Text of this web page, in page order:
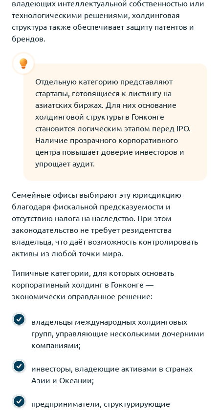
владеющих интеллектуальной собственностью или
технологическими решениями, холдинговая
структура также обеспечивает защиту патентов и
брендов.
Отдельную категорию представляют
стартапы, готовящиеся к листингу на
азиатских биржах. Для них основание
холдинговой структуры в Гонконге
становится логическим этапом перед IPO.
Наличие прозрачного корпоративного
центра повышает доверие инвесторов и
упрощает аудит.
Семейные офисы выбирают эту юрисдикцию
благодаря фискальной предсказуемости и
отсутствию налога на наследство. При этом
законодательство не требует резидентства
владельца, что даёт возможность контролировать
активы из любой точки мира.
Типичные категории, для которых основать
корпоративный холдинг в Гонконге —
экономически оправданное решение:
владельцы международных холдинговых
групп, управляющие несколькими дочерними
компаниями;
инвесторы, владеющие активами в странах
Азии и Океании;
предприниматели, структурирующие